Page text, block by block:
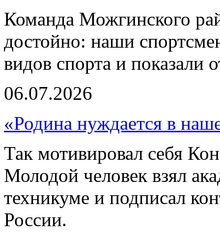
Команда Можгинского
достойно: наши
видов спорта и показали
06.07.2026
«Родина нуждается в
Так мотивировал себя
Молодой человек взял
техникуме и подписал
России.